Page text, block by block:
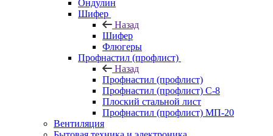
Ондулин
Шифер
Назад
Шифер
Флюгеры
Профнастил (профлист)
Назад
Профнастил (профлист)
Профнастил (профлист) С-8
Плоский стальной лист
Профнастил (профлист) МП-20
Вентиляция